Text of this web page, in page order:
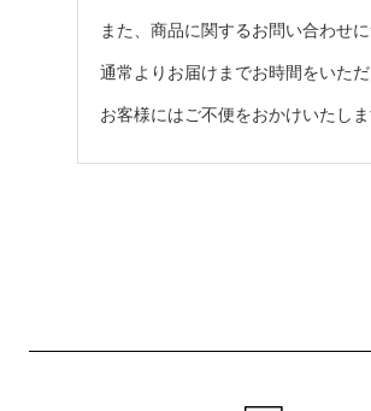
また、商品に関するお問い合わせ
通常よりお届けまでお時間をいた
お客様にはご不便をおかけいたし